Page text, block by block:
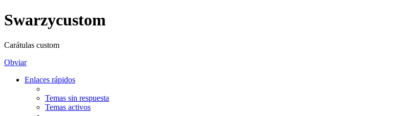
Swarzycustom
Carátulas custom
Obviar
Enlaces rápidos
Temas sin respuesta
Temas activos